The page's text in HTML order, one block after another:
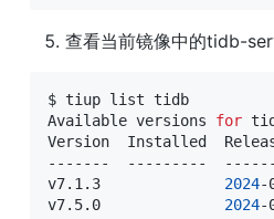
查看当前镜像中的tidb-
$ tiup list tidb
Available versions for
Version  Installed
-------  ---------
v7.1.3 2024-
v7.5.0 2024-